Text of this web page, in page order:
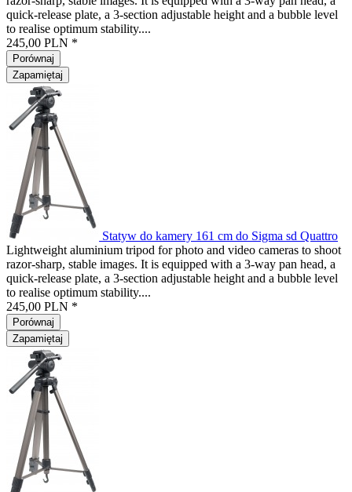
quick-release plate, a 3-section adjustable height and a bubble level
to realise optimum stability....
245,00 PLN *
Porównaj
Zapamiętaj
Statyw do kamery 161 cm do Sigma sd Quattro
Lightweight aluminium tripod for photo and video cameras to shoot
razor-sharp, stable images. It is equipped with a 3-way pan head, a
quick-release plate, a 3-section adjustable height and a bubble level
to realise optimum stability....
245,00 PLN *
Porównaj
Zapamiętaj